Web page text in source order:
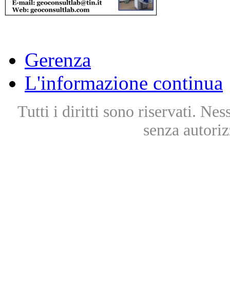
Gerenza
L'informazione continua
Tutti i diritti sono riservati.
senza